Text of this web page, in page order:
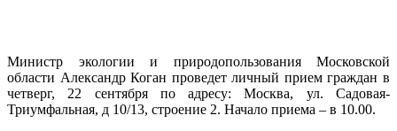
Министр экологии и природопользования Московской
области Александр Коган проведет личный прием граждан в
четверг, 22 сентября по адресу: Москва, ул. Садовая-
Триумфальная, д 10/13, строение 2. Начало приема – в 10.00.